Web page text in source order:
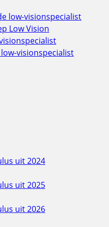
low-visionspecialist
Low Vision
visionspecialist
uit 2024
uit 2025
uit 2026